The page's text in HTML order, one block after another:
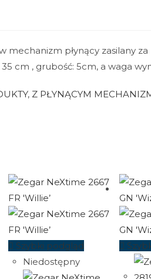
mechanizm płynący zasilany
cm , grubość: 5cm, a waga
, Z PŁYNĄCYM
Szybki podgląd
Niedostępny